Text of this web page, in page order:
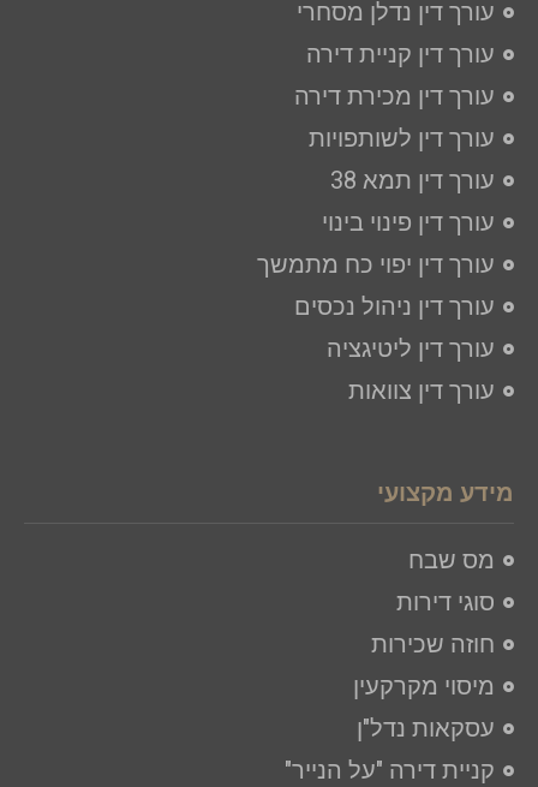
עורך דין נדלן מסחרי
עורך דין קניית דירה
עורך דין מכירת דירה
עורך דין לשותפויות
עורך דין תמא 38
עורך דין פינוי בינוי
עורך דין יפוי כח מתמשך
עורך דין ניהול נכסים
עורך דין ליטיגציה​
עורך דין צוואות
מידע מקצועי
מס שבח
סוגי דירות
חוזה שכירות
מיסוי מקרקעין
עסקאות נדל"ן
קניית דירה "על הנייר"